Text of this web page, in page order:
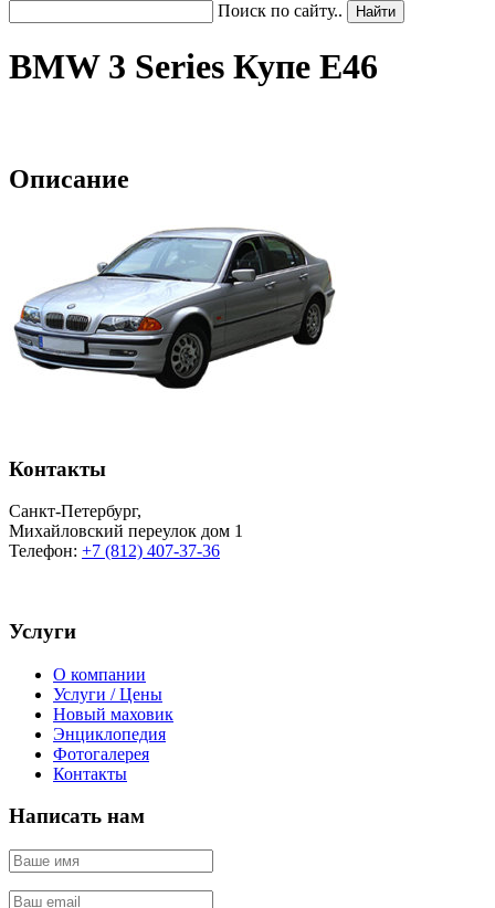
Поиск по сайту..
BMW 3 Series Купе E46
Описание
Контакты
Санкт-Петербург,
Михайловский переулок дом 1
Телефон: +7 (812) 407-37-36
Услуги
О компании
Услуги / Цены
Новый маховик
Энциклопедия
Фотогалерея
Контакты
Написать нам